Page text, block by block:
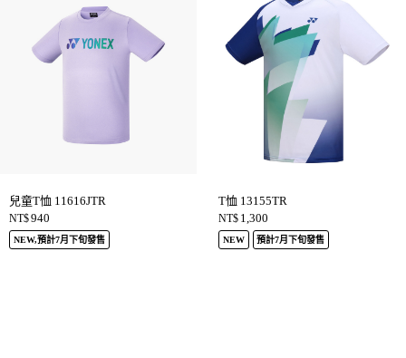
兒童T恤 11616JTR
NT$940
NEW,預計7月下旬發售
T恤 13155TR
NT$ 1,300
NEW 預計7月下旬發售